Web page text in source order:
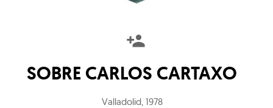
SOBRE CARLOS CARTAXO
Valladolid, 1978